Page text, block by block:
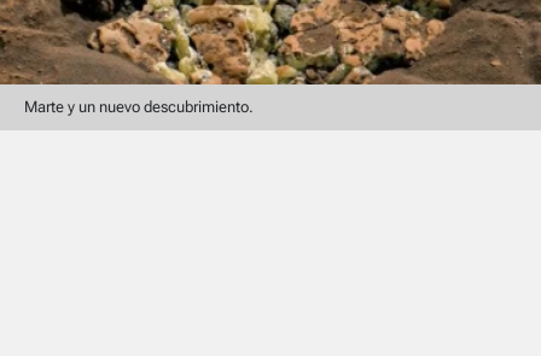
Marte y un nuevo descubrimiento.